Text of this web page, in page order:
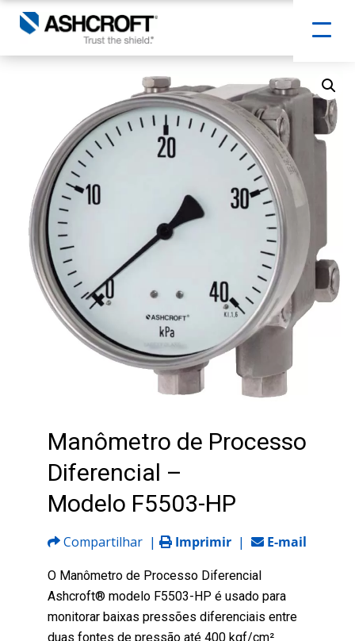
Manômetro de Processo
Diferencial –
Modelo F5503-HP
Compartilhar | Imprimir | E-mail
O Manômetro de Processo Diferencial
Ashcroft® modelo F5503-HP é usado para
monitorar baixas pressões diferenciais entre
duas fontes de pressão até 400 kgf/cm²